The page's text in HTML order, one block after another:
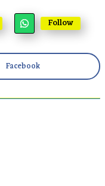
Follow
Facebook